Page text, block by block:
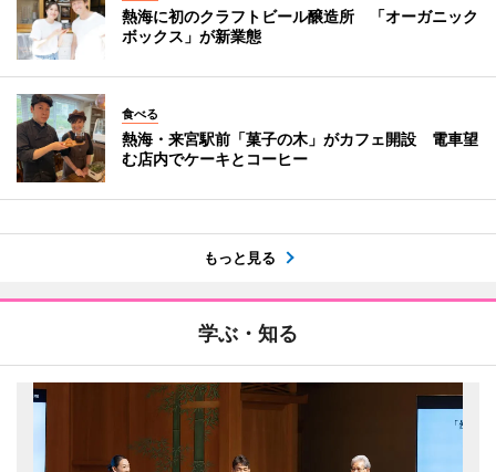
熱海に初のクラフトビール醸造所 「オーガニック
ボックス」が新業態
食べる
熱海・来宮駅前「菓子の木」がカフェ開設 電車望
む店内でケーキとコーヒー
もっと見る
学ぶ・知る